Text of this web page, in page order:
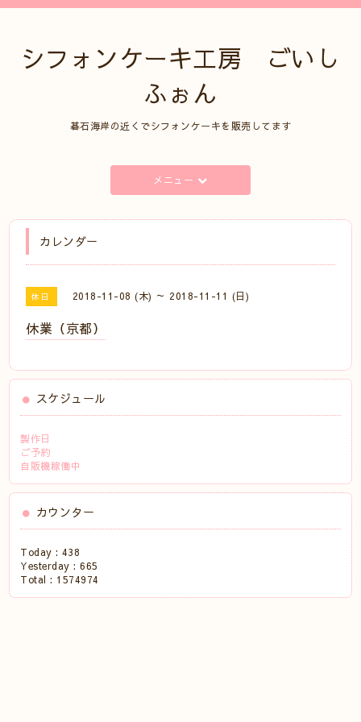
シフォンケーキ工房 ごいし
ふぉん
碁石海岸の近くでシフォンケーキを販売してます
メニュー
カレンダー
休日 2018-11-08 (木) ～ 2018-11-11 (日)
休業（京都）
スケジュール
製作日
ご予約
自販機稼働中
カウンター
Today :438
Yesterday :665
Total : 1574974